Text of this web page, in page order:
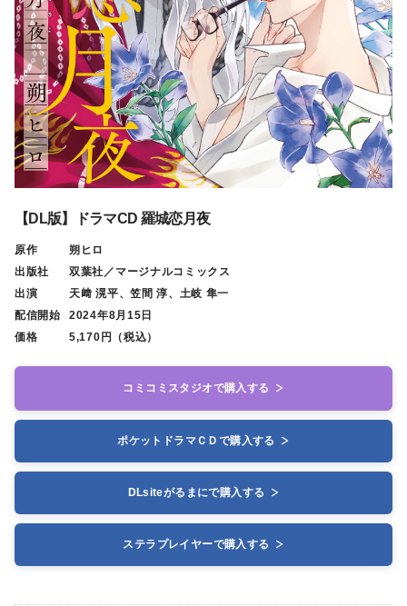
【DL版】ドラマCD 羅城恋月夜
原作
朔ヒロ
出版社
双葉社／マージナルコミックス
出演
天﨑 滉平、笠間 淳、土岐 隼一
配信開始
2024年8月15日
価格
5,170円（税込）
コミコミスタジオで購入する
ポケットドラマＣＤで購入する
DLsiteがるまにで購入する
ステラプレイヤーで購入する